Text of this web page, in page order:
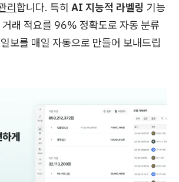
리합니다. 특히 AI 지능적 라벨링 기능
래 적요를 96% 정확도로 자동 분류
보를 매일 자동으로 만들어 보내드립